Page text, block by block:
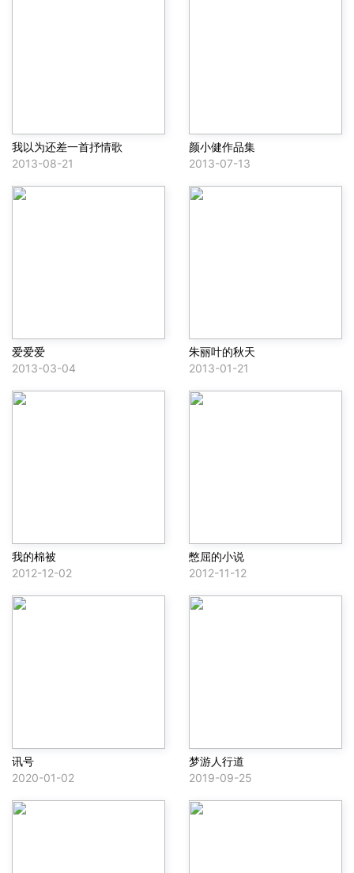
我以为还差一首抒情歌
2013-08-21
颜小健作品集
2013-07-13
爱爱爱
2013-03-04
朱丽叶的秋天
2013-01-21
我的棉被
2012-12-02
憋屈的小说
2012-11-12
讯号
2020-01-02
梦游人行道
2019-09-25